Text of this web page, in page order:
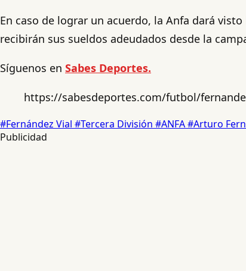
En caso de lograr un acuerdo, la Anfa dará
recibirán sus sueldos adeudados desde la
Síguenos en Sabes Deportes.
https://sabesdeportes.com/futbol/
#Fernández Vial #Tercera División #ANFA#Arturo
Publicidad